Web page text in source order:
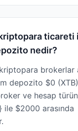
ticareti
nedir?
brokerlar
depozito $0
ve hesap
ile $2000 arasında